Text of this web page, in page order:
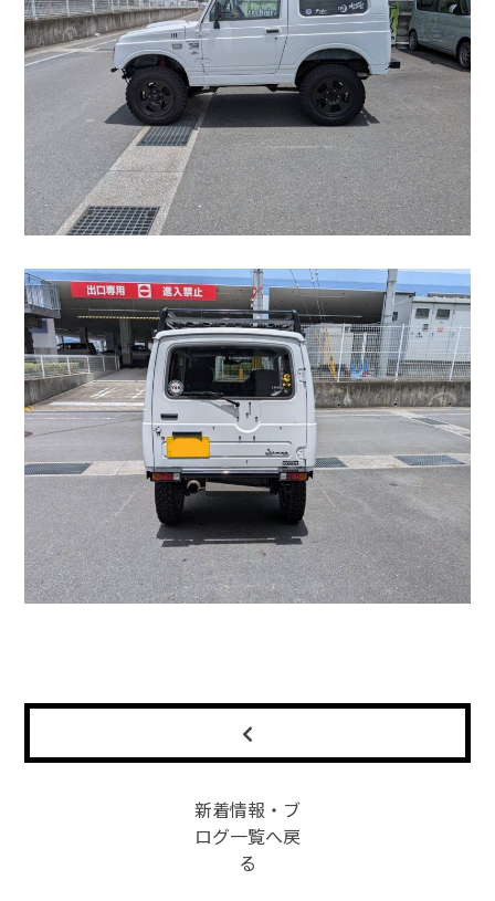
新着情報・ブ
ログ一覧へ戻
る